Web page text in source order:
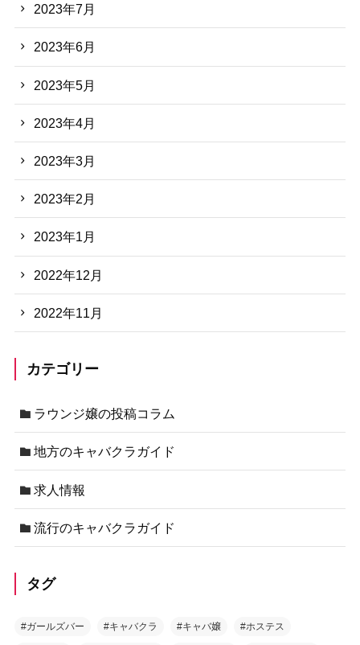
2023年7月
2023年6月
2023年5月
2023年4月
2023年3月
2023年2月
2023年1月
2022年12月
2022年11月
カテゴリー
ラウンジ嬢の投稿コラム
地方のキャバクラガイド
求人情報
流行のキャバクラガイド
タグ
#ガールズバー #キャバクラ #キャバ嬢 #ホステス